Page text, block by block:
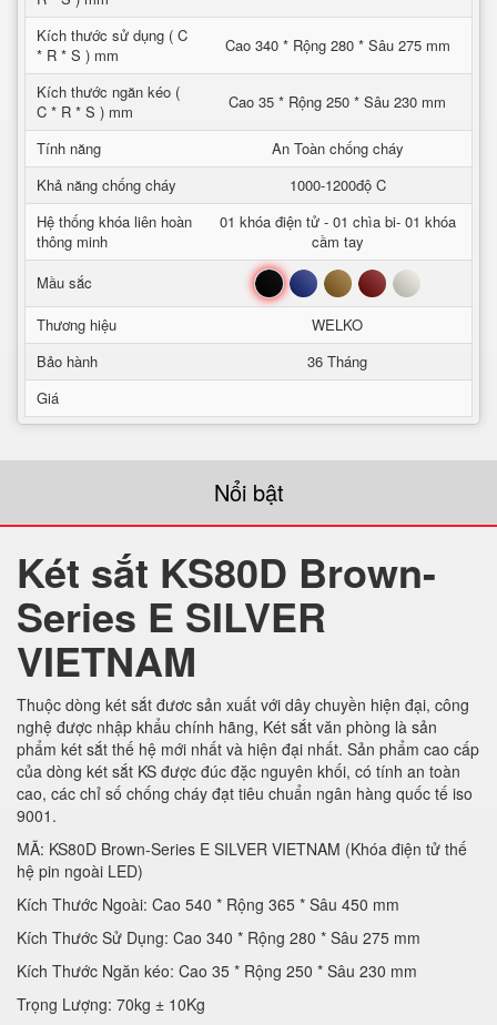
Kích thước sử dụng ( C
* R * S ) mm
Cao 340 * Rộng 280 * Sâu 275 mm
Kích thước ngăn kéo (
C * R * S ) mm
Cao 35 * Rộng 250 * Sâu 230 mm
Tính năng
An Toàn chống cháy
Khả năng chống cháy
1000-1200độ C
Hệ thống khóa liên hoàn
thông minh
01 khóa điện tử - 01 chìa bi- 01 khóa
cầm tay
Mầu sắc
Đen Xanh Nâu Đỏ Trắng
Thương hiệu
WELKO
Bảo hành
36 Tháng
Giá
Nổi bật
Két sắt KS80D Brown-
Series E SILVER
VIETNAM
Thuộc dòng két sắt đươc sản xuất với dây chuyền hiện đại, công
nghệ được nhập khẩu chính hãng, Két sắt văn phòng là sản
phẩm két sắt thế hệ mới nhất và hiện đại nhất. Sản phẩm cao cấp
của dòng két sắt KS được đúc đặc nguyên khối, có tính an toàn
cao, các chỉ số chống cháy đạt tiêu chuẩn ngân hàng quốc tế iso
9001.
MÃ: KS80D Brown-Series E SILVER VIETNAM (Khóa điện tử thế
hệ pin ngoài LED)
Kích Thước Ngoài: Cao 540 * Rộng 365 * Sâu 450 mm
Kích Thước Sử Dụng: Cao 340 * Rộng 280 * Sâu 275 mm
Kích Thước Ngăn kéo: Cao 35 * Rộng 250 * Sâu 230 mm
Trọng Lượng: 70kg ± 10Kg